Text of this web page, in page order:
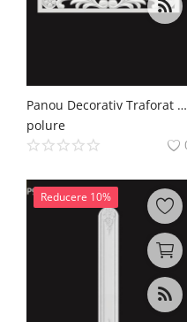
Panou Decorativ Traforat din Poliuretan 36x106 cm
polure
Reducere 10%